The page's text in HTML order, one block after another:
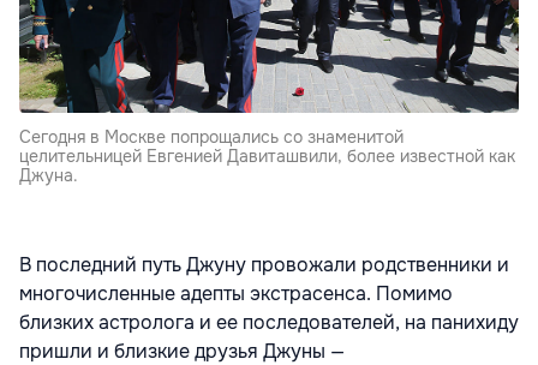
Сегодня в Москве попрощались со знаменитой
целительницей Евгенией Давиташвили, более известной как
Джуна.
В последний путь Джуну провожали родственники и
многочисленные адепты экстрасенса. Помимо
близких астролога и ее последователей, на панихиду
пришли и близкие друзья Джуны —